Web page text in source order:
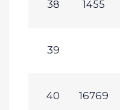
38 1455
39
40 16769